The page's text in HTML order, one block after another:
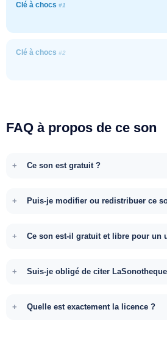
Clé à chocs #1
Clé à chocs #2
FAQ à propos de ce son
Ce son est gratuit ?
Puis-je modifier ou redistribuer ce
Ce son est-il gratuit et libre pour un
Suis-je obligé de citer
Quelle est exactement la licence ?